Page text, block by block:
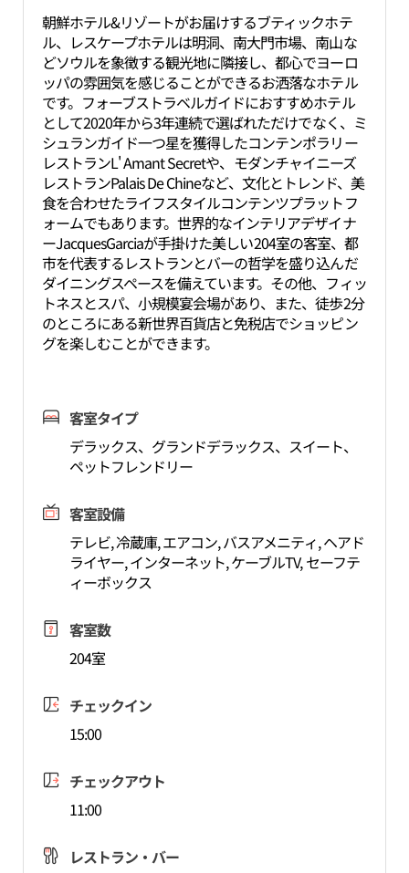
朝鮮ホテル&リゾートがお届けするブティックホテ
ル、レスケープホテルは明洞、南大門市場、南山な
どソウルを象徴する観光地に隣接し、都心でヨーロ
ッパの雰囲気を感じることができるお洒落なホテル
です。フォーブストラベルガイドにおすすめホテル
として2020年から3年連続で選ばれただけでなく、ミ
シュランガイド一つ星を獲得したコンテンポラリー
レストランL' Amant Secretや、モダンチャイニーズ
レストランPalais De Chineなど、文化とトレンド、美
食を合わせたライフスタイルコンテンツプラットフ
ォームでもあります。世界的なインテリアデザイナ
ーJacquesGarciaが手掛けた美しい204室の客室、都
市を代表するレストランとバーの哲学を盛り込んだ
ダイニングスペースを備えています。その他、フィッ
トネスとスパ、小規模宴会場があり、また、徒歩2分
のところにある新世界百貨店と免税店でショッピン
グを楽しむことができます。
客室タイプ
デラックス、グランドデラックス、スイート、
ペットフレンドリー
客室設備
テレビ, 冷蔵庫, エアコン, バスアメニティ, ヘアド
ライヤー, インターネット, ケーブルTV, セーフテ
ィーボックス
客室数
204室
チェックイン
15:00
チェックアウト
11:00
レストラン・バー